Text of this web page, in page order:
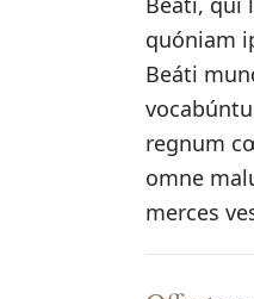
quóniam
Beáti
regnum
omne
merces